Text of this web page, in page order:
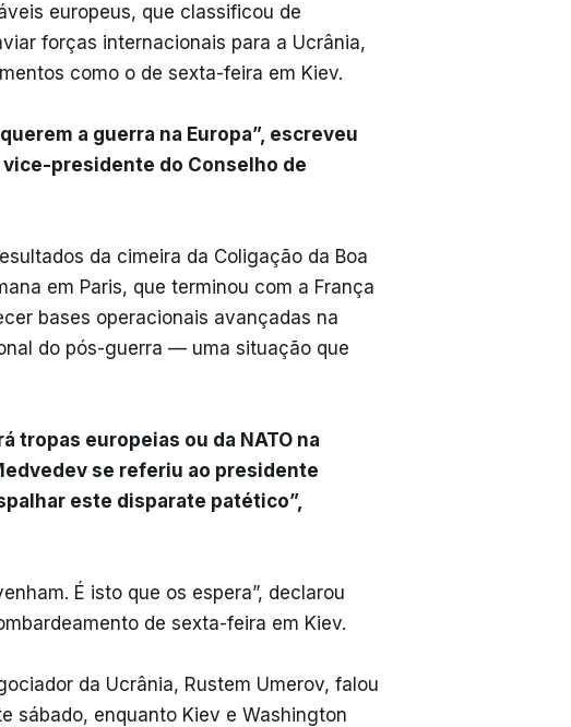
europeus, que classificou de
forças internacionais para a Ucrânia,
como o de sexta-feira em Kiev.
a guerra na Europa”, escreveu
presidente do Conselho de
da cimeira da Coligação da Boa
em Paris, que terminou com a França
bases operacionais avançadas na
do pós-guerra — uma situação que
tropas europeias ou da NATO na
se referiu ao presidente
este disparate patético”,
É isto que os espera”, declarou
de sexta-feira em Kiev.
da Ucrânia, Rustem Umerov, falou
sábado, enquanto Kiev e Washington